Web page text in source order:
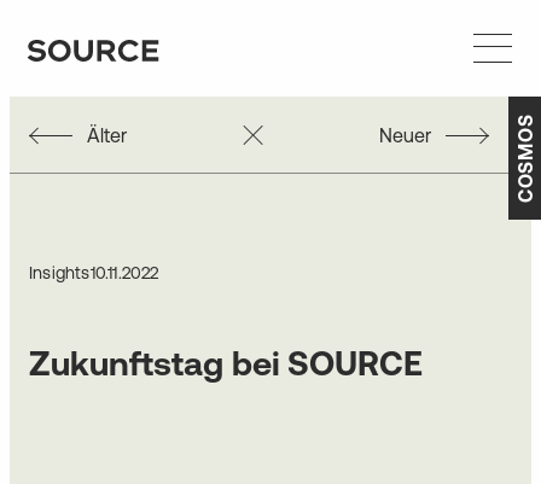
COSMOS
Älter Neuer
Insights10.11.2022
Zukunftstag bei SOURCE